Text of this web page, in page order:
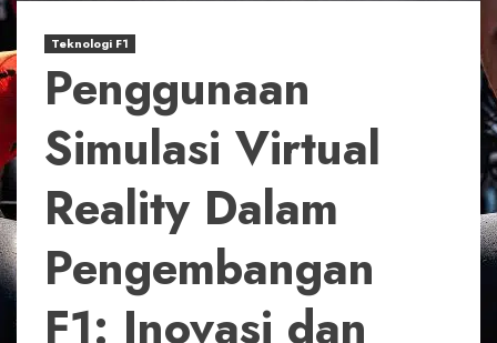
Teknologi F1
Penggunaan
Simulasi Virtual
Reality Dalam
Pengembangan
F1: Inovasi dan